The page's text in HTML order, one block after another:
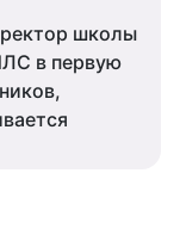
школы
в первую